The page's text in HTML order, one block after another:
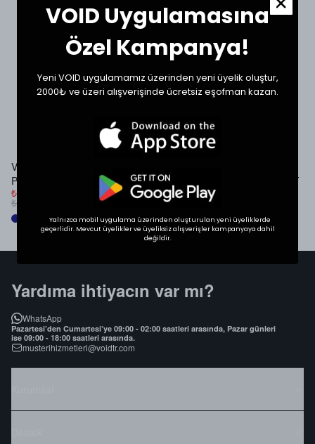
Ürün Detayı
SHOP THE LOOK
İlgini Çekebilir
VOID Studios Nakış Detaylı
Premium Denim Jort
₺ 999.00
₺ 1,299.00
PREMIUM OVERSIZE T-SHIRT
₺ 699.00
₺ 899.00
Yardıma ihtiyacın var mı?
WhatsApp
Pazartesi’den Cumartesi’ye 09:00 - 02:00 saatleri arasında, Pazar günleri
ise 09:00 - 18:00 saatleri arasında.
musterihizmetleri@voidtr.com
VOID Uygulamasına
Özel Kampanya!
Yeni VOID uygulamamız üzerinden yeni üyelik oluştur,
2000₺ ve üzeri alışverişinde ücretsiz eşofman kazan.
Yalnızca mobil uygulama üzerinden oluşturulan yeni üyeliklerde
geçerlidir. Mevcut üyelikler ve üyeliksiz alışverişler kampanyaya dahil
değildir.